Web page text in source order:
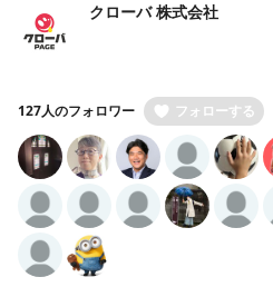
クローバ 株式会社
127人のフォロワー フォローする